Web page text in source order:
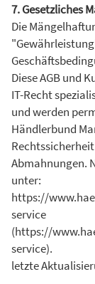
7. Gesetzliches
Die
Diese AGB und
IT-Recht
und werden
Händlerbund
Abmahnungen.
unter:
https://
service
(https://
service).
letzte